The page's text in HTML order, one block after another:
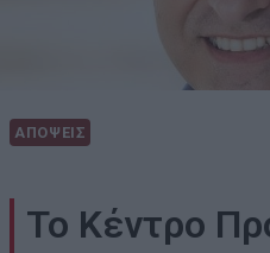
ΑΠΟΨΕΙΣ
Το Κέντρο